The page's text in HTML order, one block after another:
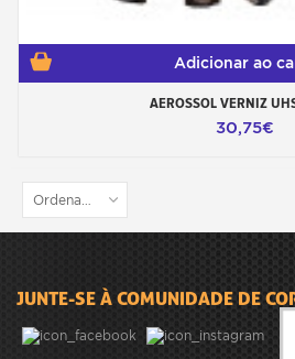
Adicionar ao
AEROSSOL VERNIZ
30,75€
Ordenar por
JUNTE-SE À COMUNIDADE DE